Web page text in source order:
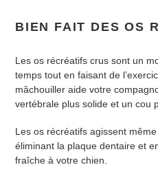
BIEN FAIT DES OS
Les os récréatifs crus sont un
temps tout en faisant de
mâchouiller aide votre
vertébrale plus solide et un cou
Les os récréatifs agissent
éliminant la plaque dentaire et
fraîche à votre chien.